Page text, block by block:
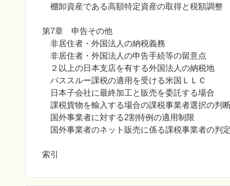
棚卸資産である高額特定資産の取得と税額調
第7章 申告その他
非居住者・外国法人の納税義務
非居住者・外国法人の申告手続等の留意点
２以上の日本支店を有する外国法人の納税地
パススルー課税の適用を受ける米国ＬＬＣ
日本子会社に最終加工と販売を委託する場合
課税貨物を輸入する場合の課税事業者選択の判
国外事業者に対する2割特例の適用制限
国外事業者のネット販売に係る課税事業者の
索引